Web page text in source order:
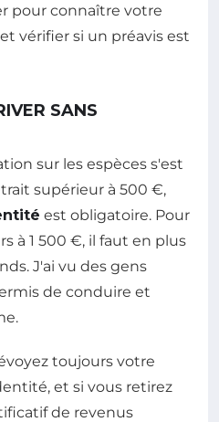
pour connaître votre
vérifier si un préavis est
SANS
sur les espèces s'est
supérieur à 500 €,
est obligatoire. Pour
à 1 500 €, il faut en plus
J'ai vu des gens
de conduire et
toujours votre
et si vous retirez
de revenus